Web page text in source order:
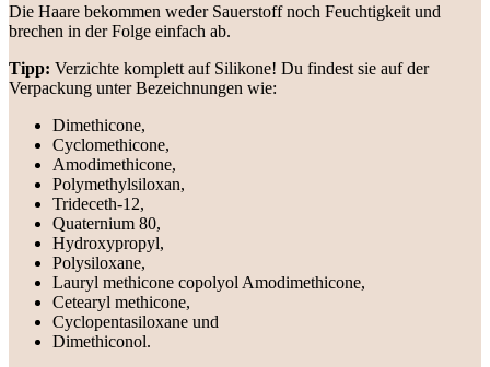
Die Haare bekommen weder Sauerstoff noch Feuchtigkeit und
brechen in der Folge einfach ab.
Tipp: Verzichte komplett auf Silikone! Du findest sie auf der
Verpackung unter Bezeichnungen wie:
Dimethicone,
Cyclomethicone,
Amodimethicone,
Polymethylsiloxan,
Trideceth-12,
Quaternium 80,
Hydroxypropyl,
Polysiloxane,
Lauryl methicone copolyol Amodimethicone,
Cetearyl methicone,
Cyclopentasiloxane und
Dimethiconol.